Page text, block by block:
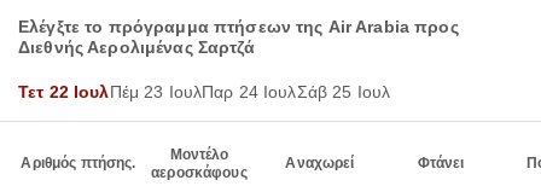
Ελέγξτε το πρόγραμμα πτήσεων της Air Arabia προς
Διεθνής Αερολιμένας Σαρτζά
Τετ 22 ΙουλΠέμ 23 ΙουλΠαρ 24 ΙουλΣάβ 25 Ιουλ
Αριθμός πτήσης.
Μοντέλο
αεροσκάφους
Αναχωρεί Φτάνει